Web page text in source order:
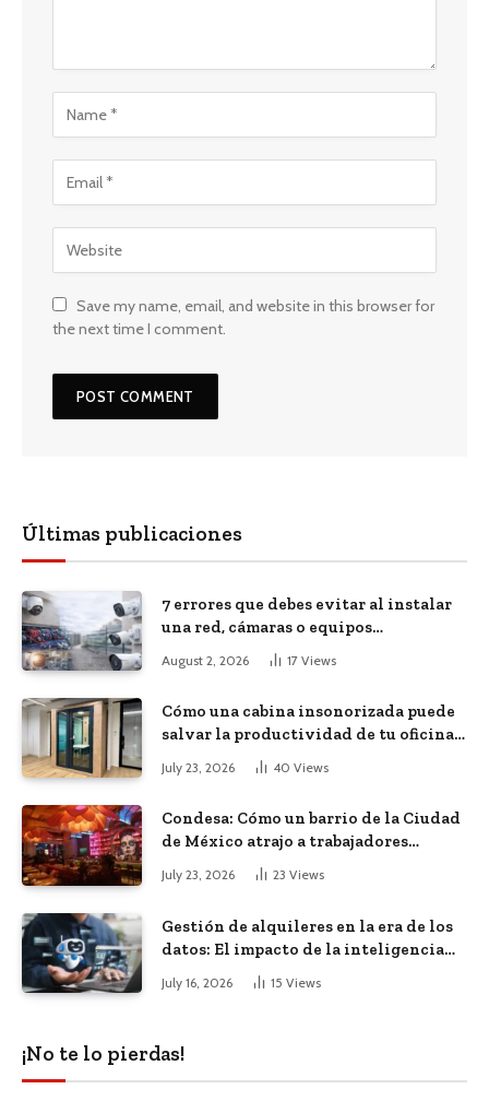
Save my name, email, and website in this browser for
the next time I comment.
Últimas publicaciones
7 errores que debes evitar al instalar
una red, cámaras o equipos
tecnológicos en una empresa
August 2, 2026 17 Views
Cómo una cabina insonorizada puede
salvar la productividad de tu oficina
July 23, 2026 40 Views
Condesa: Cómo un barrio de la Ciudad
de México atrajo a trabajadores
remotos de todo el mundo
July 23, 2026 23 Views
Gestión de alquileres en la era de los
datos: El impacto de la inteligencia
July 16, 2026 15 Views
¡No te lo pierdas!